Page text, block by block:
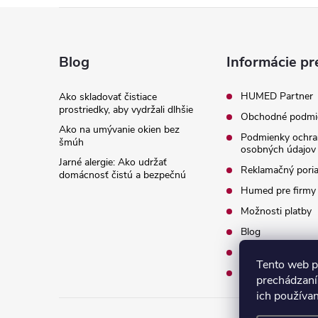
Tento web
ich
k
v
p
i
Blog
Ako skladovať čistiace
prostriedky, aby vydržali dlhšie
Ako na umývanie okien bez
šmúh
Jarné alergie: Ako udržať
domácnosť čistú a bezpečnú
Informácie
HUMED Partner
Obchodné
Podmienky
osobných údajov
Reklamačný
Humed pre firmy
Možnosti platby
Blog
Kontakty